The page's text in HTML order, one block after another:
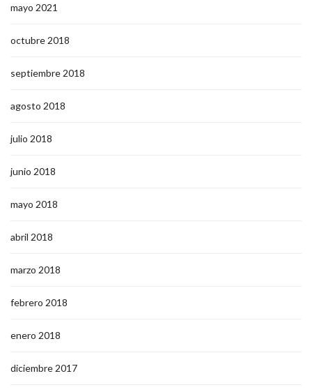
mayo 2021
octubre 2018
septiembre 2018
agosto 2018
julio 2018
junio 2018
mayo 2018
abril 2018
marzo 2018
febrero 2018
enero 2018
diciembre 2017